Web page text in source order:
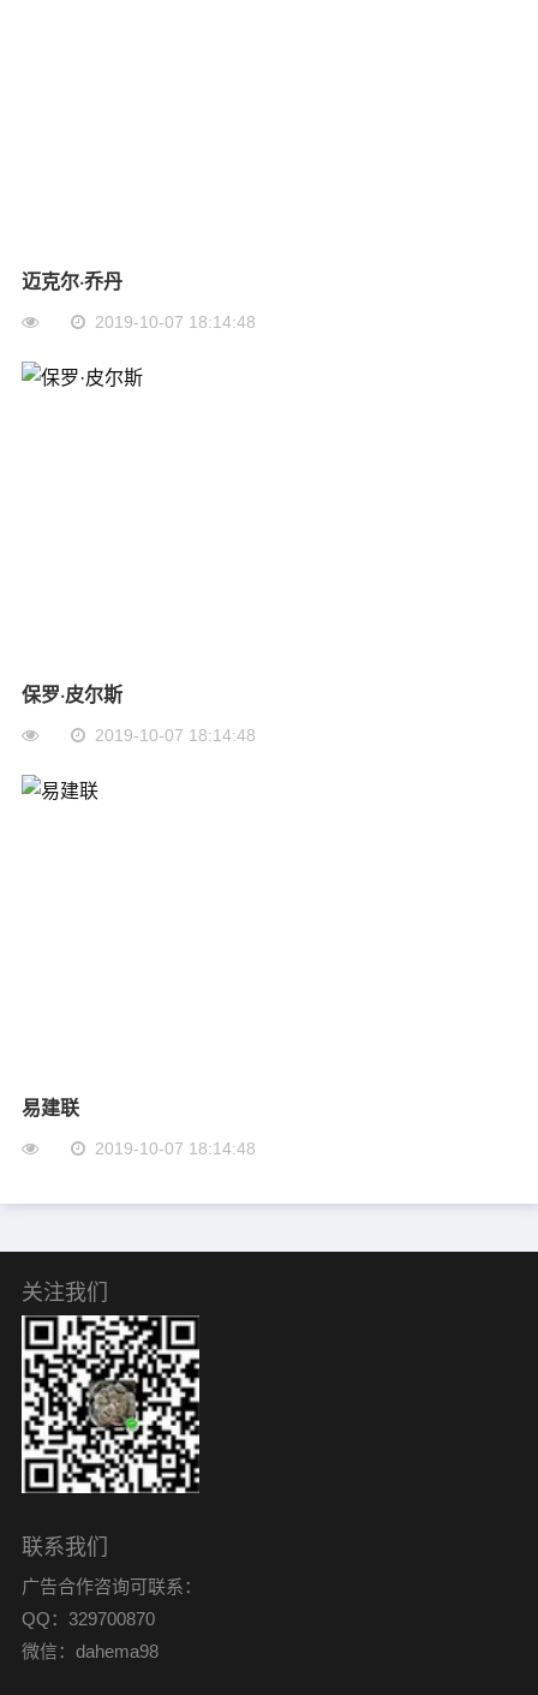
迈克尔·乔丹
2019-10-07 18:14:48
保罗·皮尔斯
2019-10-07 18:14:48
易建联
2019-10-07 18:14:48
关注我们
联系我们
广告合作咨询可联系：
QQ：329700870
微信：dahema98